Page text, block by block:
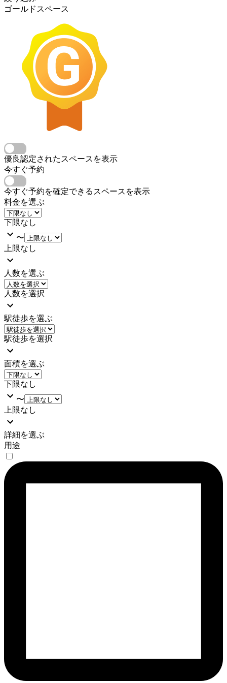
ゴールドスペース
優良認定されたスペースを表示
今すぐ予約
今すぐ予約を確定できるスペースを表示
料金を選ぶ
下限なし
〜
上限なし
人数を選ぶ
人数を選択
駅徒歩を選ぶ
駅徒歩を選択
面積を選ぶ
下限なし
〜
上限なし
詳細を選ぶ
用途